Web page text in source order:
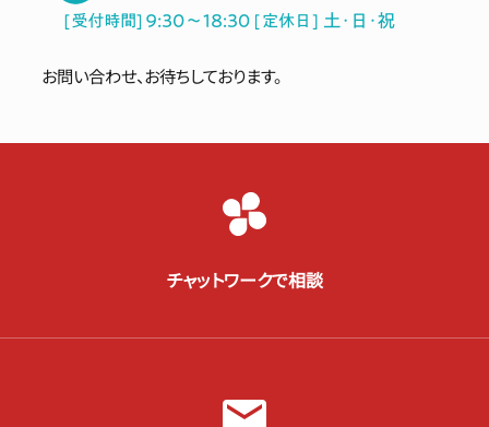
お問い合わせ、お待ちしております。
チャットワークで相談